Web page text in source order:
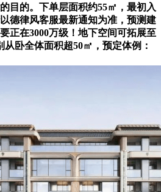
目的。下单层面积约55㎡，最初入
德律风客服最新通知为准，预测建
正在3000万级！地下空间可拓展至
从卧全体面积超50㎡，预定体例：